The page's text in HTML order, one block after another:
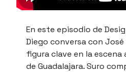
En este episodio de
Diego conversa con José
figura clave en la
de Guadalajara. Suro